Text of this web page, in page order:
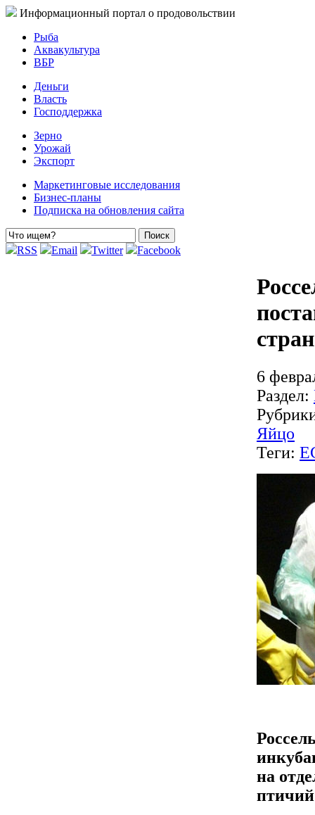
Информационный портал о продовольствии
Рыба
Аквакультура
ВБР
Деньги
Власть
Господдержка
Зерно
Урожай
Экспорт
Маркетинговые исследования
Бизнес-планы
Подписка на обновления сайта
RSS Email Twitter Facebook
6
Раздел:
Яйцо
Теги:
на